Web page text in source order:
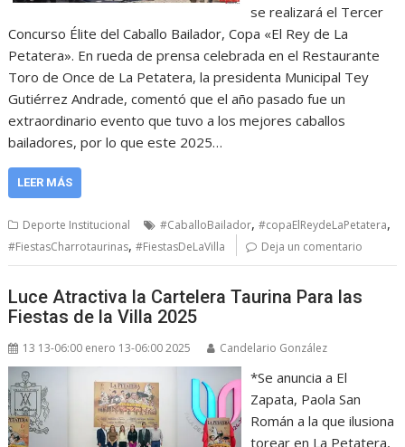
se realizará el Tercer
Concurso Élite del Caballo Bailador, Copa «El Rey de La
Petatera». En rueda de prensa celebrada en el Restaurante
Toro de Once de La Petatera, la presidenta Municipal Tey
Gutiérrez Andrade, comentó que el año pasado fue un
extraordinario evento que tuvo a los mejores caballos
bailadores, por lo que este 2025…
LEER MÁS
Deporte Institucional #CaballoBailador,#copaElReydeLaPetatera,
#FiestasCharrotaurinas,#FiestasDeLaVilla Deja un comentario
Luce Atractiva la Cartelera Taurina Para las
Fiestas de la Villa 2025
13 13-06:00 enero 13-06:00 2025 Candelario González
*Se anuncia a El
Zapata, Paola San
Román a la que ilusiona
torear en La Petatera,